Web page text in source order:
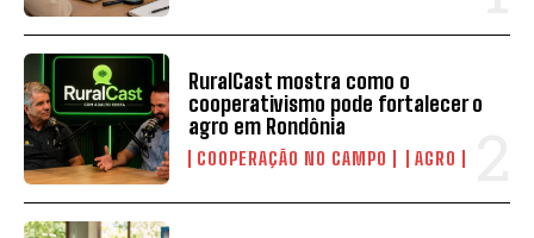
RuralCast mostra como o
cooperativismo pode fortalecer o
agro em Rondônia
COOPERAÇÃO NO CAMPO AGRO